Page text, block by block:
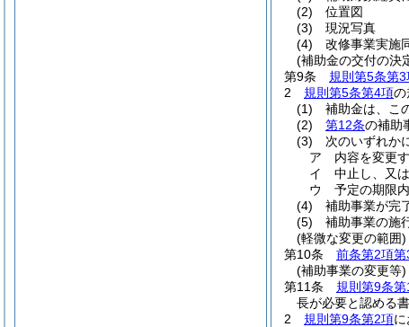
(2)
位置図
(3)
現況写真
(4)
改修事業実施
(補助金の交付の決
第9条
規則第5条第3
2
規則第5条第4項の
(1)
補助金は、こ
(2)
第12条の補助
(3)
次のいずれか
ア
内容を変更
イ
中止し、又
ウ
予定の期限
(4)
補助事業が完
(5)
補助事業の施
(軽微な変更の範囲)
第10条
前条第2項第
(補助事業の変更等)
第11条
規則第9条
長が必要と認める
2
規則第9条第2項